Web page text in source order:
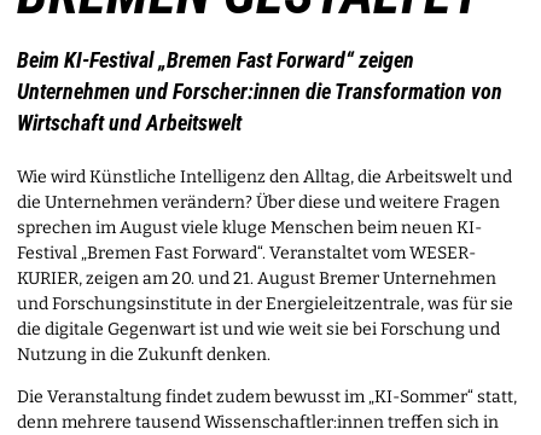
Beim KI-Festival „Bremen Fast Forward“ zeigen
Unternehmen und Forscher:innen die Transformation von
Wirtschaft und Arbeitswelt
Wie wird Künstliche Intelligenz den Alltag, die Arbeitswelt und
die Unternehmen verändern? Über diese und weitere Fragen
sprechen im August viele kluge Menschen beim neuen KI-
Festival „Bremen Fast Forward“. Veranstaltet vom WESER-
KURIER, zeigen am 20. und 21. August Bremer Unternehmen
und Forschungsinstitute in der Energieleitzentrale, was für sie
die digitale Gegenwart ist und wie weit sie bei Forschung und
Nutzung in die Zukunft denken.
Die Veranstaltung findet zudem bewusst im „KI-Sommer“ statt,
denn mehrere tausend Wissenschaftler:innen treffen sich in